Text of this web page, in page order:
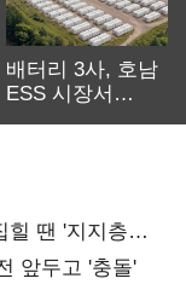
배터리 3사, 호남
ESS 시장서
힐 땐 '지지층
앞두고 '충돌'